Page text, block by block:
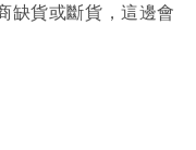
缺貨或斷貨，這邊會